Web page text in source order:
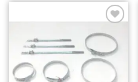
Añadir
a la
lista de
deseos